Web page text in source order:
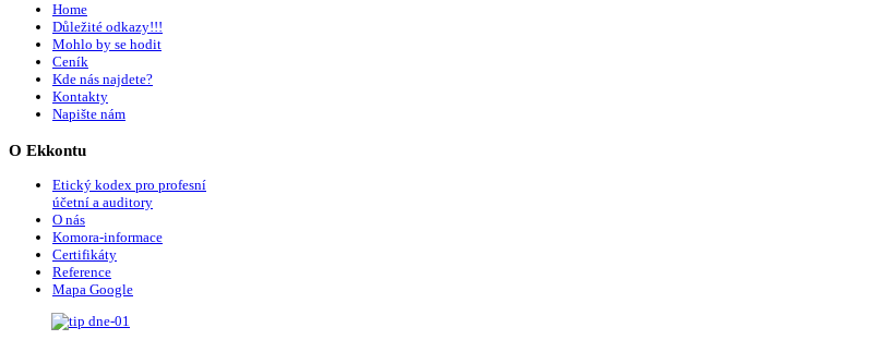
Home
Důležité odkazy!!!
Mohlo by se hodit
Ceník
Kde nás najdete?
Kontakty
Napište nám
O Ekkontu
Etický kodex pro profesní
účetní a auditory
O nás
Komora-informace
Certifikáty
Reference
Mapa Google